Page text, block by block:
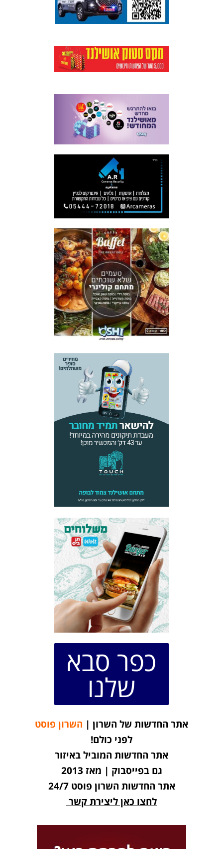
כפר סבא
שלנו
אתר החדשות של השרון | השרון פוסט
לפני כולם!
אתר החדשות המוביל באיזור
גם בפייסבוק | מאז 2013
אתר החדשות השרון פוסט 24/7
לחצו כאן ליצירת קשר